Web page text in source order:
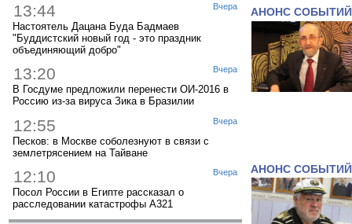
Вчера
13:44
Настоятель Дацана Буда Бадмаев
"Буддистский новый год - это праздник
объединяющий добро"
Вчера
13:20
В Госдуме предложили перенести ОИ-2016 в
Россию из-за вируса Зика в Бразилии
Вчера
12:55
Песков: в Москве соболезнуют в связи с
землетрясением на Тайване
Вчера
12:10
Посол России в Египте рассказал о
расследовании катастрофы A321
АНОНС СОБЫТИЙ
АНОНС СОБЫТИЙ